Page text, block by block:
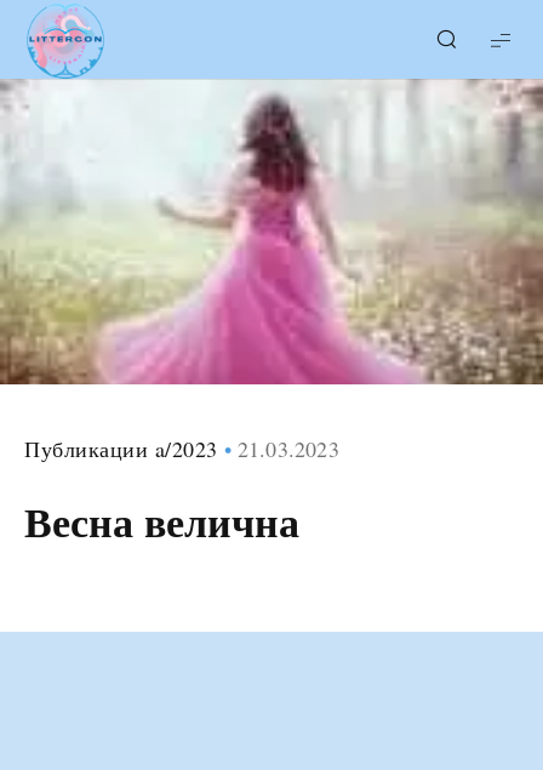
LITTERcon
Публикации a/2023 21.03.2023
Весна велична